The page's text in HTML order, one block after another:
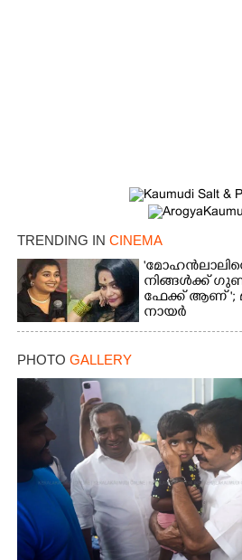
TRENDING IN CINEMA
നിങ്ങൾക്ക്
ഫേക്ക് ആണ് ';
നായർ
PHOTO GALLERY